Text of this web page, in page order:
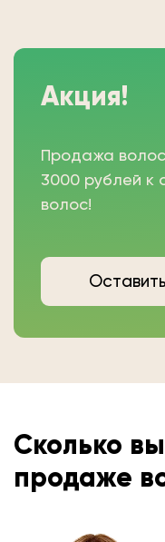
Акция!
Продажа
3000 рублей к
волос!
Сколько вы
продаже